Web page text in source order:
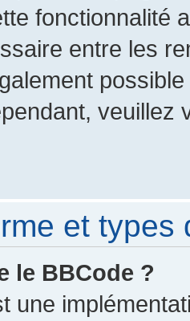
fonctionnalité
entre les
et types
le BBCode ?
une